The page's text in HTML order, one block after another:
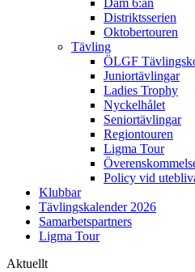
Dam 6:an
Distriktsserien
Oktobertouren
Tävling
ÖLGF
Juniortävlingar
Ladies Trophy
Nyckelhålet
Seniortävlingar
Regiontouren
Ligma Tour
Policy vid
Klubbar
Tävlingskalender 2026
Samarbetspartners
Ligma Tour
Aktuellt